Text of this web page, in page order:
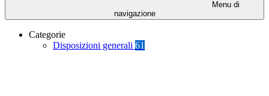
Menu di
navigazione
Categorie
Disposizioni generali 61